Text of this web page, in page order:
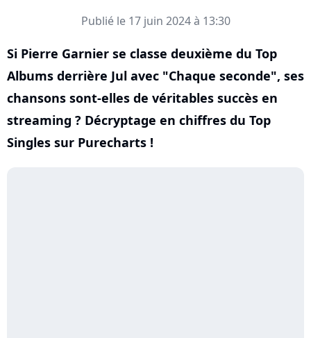
Publié le 17 juin 2024 à 13:30
Si Pierre Garnier se classe deuxième du Top
Albums derrière Jul avec "Chaque seconde", ses
chansons sont-elles de véritables succès en
streaming ? Décryptage en chiffres du Top
Singles sur Purecharts !